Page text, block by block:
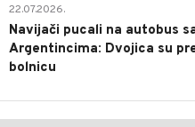
22.07.2026.
Navijači pucali na autobus
Argentincima: Dvojica su
bolnicu